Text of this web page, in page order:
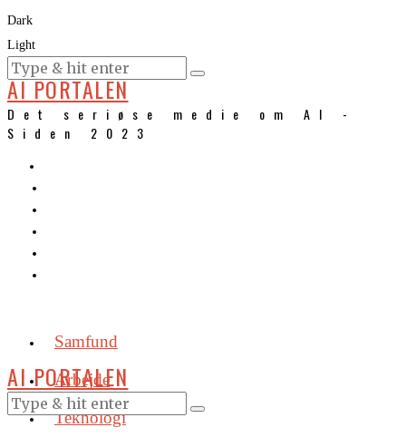
Dark
Light
KURSER
AI PORTALEN
Det seriøse medie om AI -
Siden 2023
Samfund
Arbejde
Teknologi
AI PORTALEN